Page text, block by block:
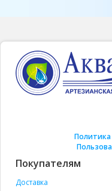
Покупателям
Доставка